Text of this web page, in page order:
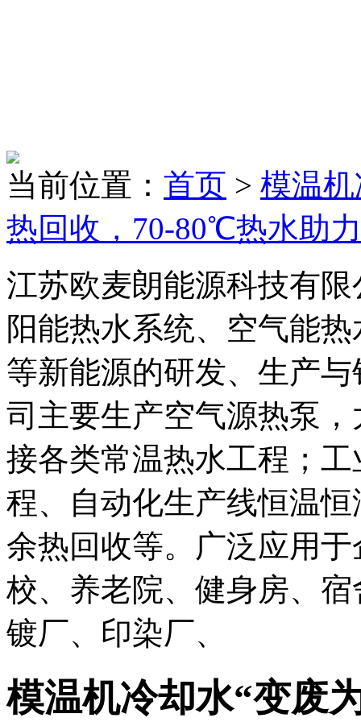
当前位置： 首页 > 模温
热回收，70-80℃热水助
江苏欧麦朗能源科技有
阳能热水系统、空气能
等新能源的研发、生产
司主要生产空气源热泵
接各类常温热水工程；
程、自动化生产线恒温
余热回收等。广泛应用
校、养老院、健身房、
镀厂、印染厂、
模温机冷却水“变废